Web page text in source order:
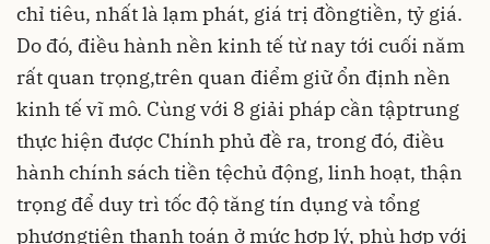
chỉ tiêu, nhất là lạm phát, giá trị đồngtiền, tỷ giá.
Do đó, điều hành nền kinh tế từ nay tới cuối năm
rất quan trọng,trên quan điểm giữ ổn định nền
kinh tế vĩ mô. Cùng với 8 giải pháp cần tậptrung
thực hiện được Chính phủ đề ra, trong đó, điều
hành chính sách tiền tệchủ động, linh hoạt, thận
trọng để duy trì tốc độ tăng tín dụng và tổng
phươngtiện thanh toán ở mức hợp lý, phù hợp với